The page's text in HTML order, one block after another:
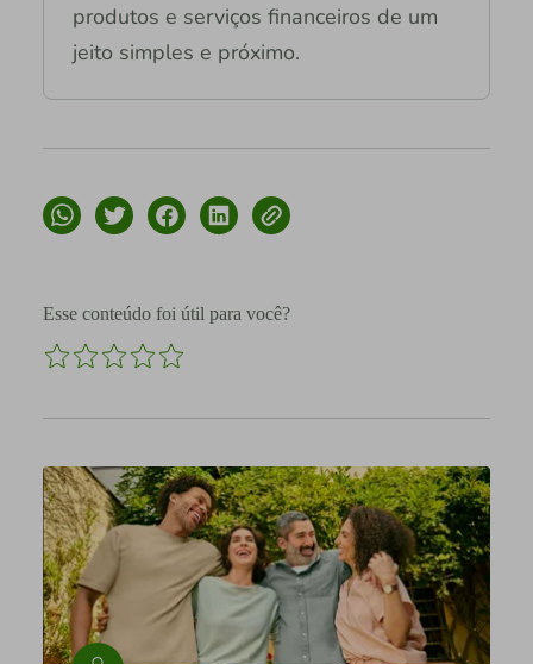
produtos e serviços financeiros de um
jeito simples e próximo.
Esse conteúdo foi útil para você?